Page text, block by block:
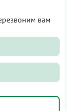
вам